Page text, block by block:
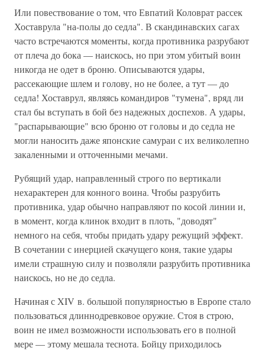
Или повествование о том, что Евпатий Коловрат рассек
Хоставрула "на-полы до седла". В скандинавских сагах
часто встречаются моменты, когда противника разрубают
от плеча до бока — наискось, но при этом убитый воин
никогда не одет в броню. Описываются удары,
рассекающие шлем и голову, но не более, а тут — до
седла! Хоставрул, являясь командиров "тумена", вряд ли
стал бы вступать в бой без надежных доспехов. А удары,
"распарывающие" всю броню от головы и до седла не
могли наносить даже японские самураи с их великолепно
закаленными и отточенными мечами.
Рубящий удар, направленный строго по вертикали
нехарактерен для конного воина. Чтобы разрубить
противника, удар обычно направляют по косой линии и,
в момент, когда клинок входит в плоть, "доводят"
немного на себя, чтобы придать удару режущий эффект.
В сочетании с инерцией скачущего коня, такие удары
имели страшную силу и позволяли разрубить противника
наискось, но не до седла.
Начиная с XIV в. большой популярностью в Европе стало
пользоваться длиннодревковое оружие. Стоя в строю,
воин не имел возможности использовать его в полной
мере — этому мешала теснота. Бойцу приходилось